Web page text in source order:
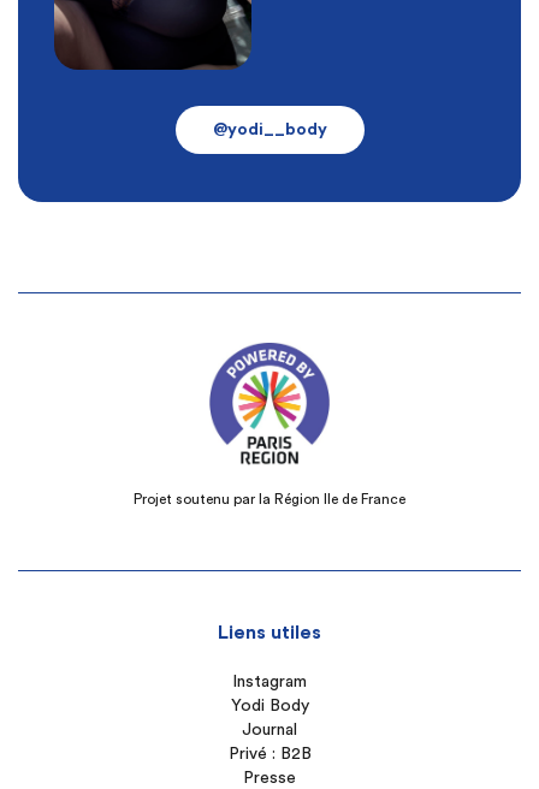
@yodi__body
Projet soutenu par la Région Ile de France
Liens utiles
Instagram
Yodi Body
Journal
Privé : B2B
Presse